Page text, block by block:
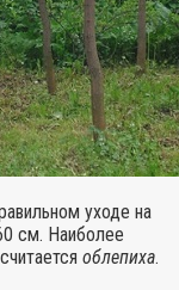
уходе на
см. Наиболее
облепиха.